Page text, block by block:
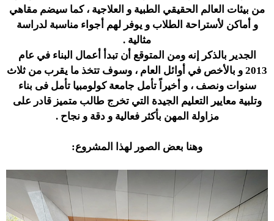
من بيئات العالم الحقيقي الطبية و العلاجية ، كما سيضم مقاهي
و أماكن لأستراحة الطلاب و يوفر لهم أجواء مناسبة لدراسة
مثالية .
الجدير بالذكر إنه ومن المتوقع أن تبدأ أعمال البناء في عام
2013 و بالأخص في أوائل العام ، وسوف تتخذ ما يقرب من ثلاث
سنوات ونصف ، و أخيراً تأمل جامعة كولومبيا تأمل فى بناء
وتلبية معايير التعليم الجيدة التي تخرج طالب متميز قادر على
مزاولة المهن بأكثر فعالية و دقة و نجاح .
وهنا بعض الصور لهذا المشروع: